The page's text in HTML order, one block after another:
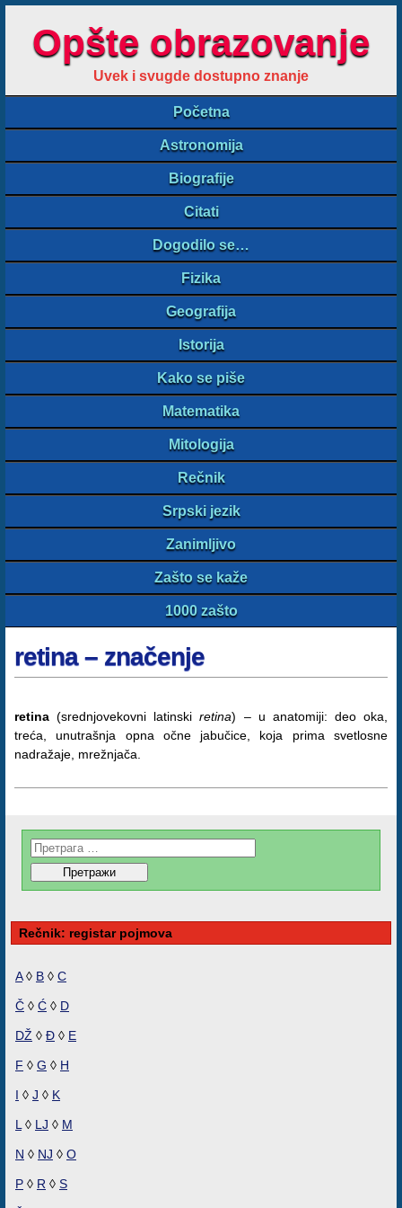
Opšte obrazovanje
Uvek i svugde dostupno znanje
Početna
Astronomija
Biografije
Citati
Dogodilo se…
Fizika
Geografija
Istorija
Kako se piše
Matematika
Mitologija
Rečnik
Srpski jezik
Zanimljivo
Zašto se kaže
1000 zašto
retina – značenje
retina (srednjovekovni latinskiretina) – u anatomiji: deo oka,
treća, unutrašnja opna očne jabučice, koja prima svetlosne
nadražaje, mrežnjača.
Rečnik: registar pojmova
A◊ B ◊ C
Č ◊ Ć ◊ D
DŽ ◊ Đ ◊ E
F ◊ G ◊ H
I ◊ J ◊ K
L ◊ LJ ◊ M
N ◊ NJ ◊ O
P ◊ R ◊ S